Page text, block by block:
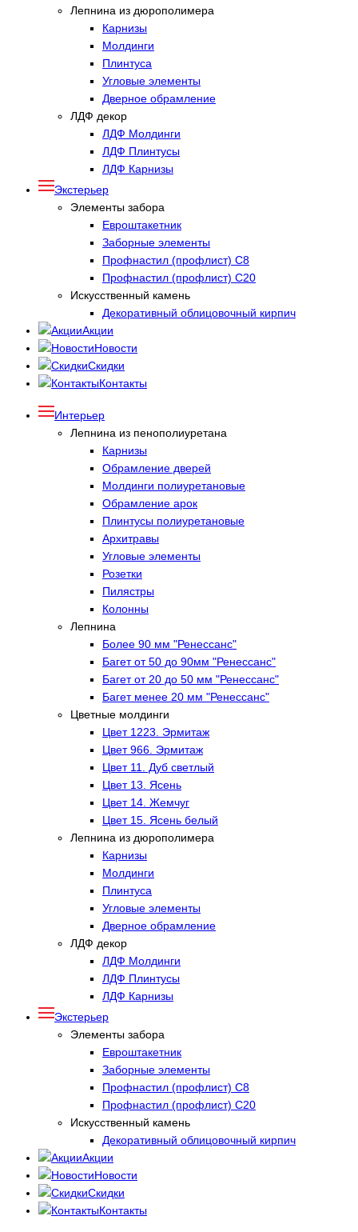
Лепнина из дюрополимера
Карнизы
Молдинги
Плинтуса
Угловые элементы
Дверное обрамление
ЛДФ декор
ЛДФ Молдинги
ЛДФ Плинтусы
ЛДФ Карнизы
Экстерьер
Элементы забора
Евроштакетник
Заборные элементы
Профнастил (профлист) С8
Профнастил (профлист) С20
Искусственный камень
Декоративный облицовочный кирпич
Акции
Новости
Скидки
Контакты
Интерьер
Лепнина из пенополиуретана
Карнизы
Обрамление дверей
Молдинги полиуретановые
Обрамление арок
Плинтусы полиуретановые
Архитравы
Угловые элементы
Розетки
Пилястры
Колонны
Лепнина
Более 90 мм "Ренессанс"
Багет от 50 до 90мм "Ренессанс"
Багет от 20 до 50 мм "Ренессанс"
Багет менее 20 мм "Ренессанс"
Цветные молдинги
Цвет 1223. Эрмитаж
Цвет 966. Эрмитаж
Цвет 11. Дуб светлый
Цвет 13. Ясень
Цвет 14. Жемчуг
Цвет 15. Ясень белый
Лепнина из дюрополимера
Карнизы
Молдинги
Плинтуса
Угловые элементы
Дверное обрамление
ЛДФ декор
ЛДФ Молдинги
ЛДФ Плинтусы
ЛДФ Карнизы
Экстерьер
Элементы забора
Евроштакетник
Заборные элементы
Профнастил (профлист) С8
Профнастил (профлист) С20
Искусственный камень
Декоративный облицовочный кирпич
Акции
Новости
Скидки
Контакты